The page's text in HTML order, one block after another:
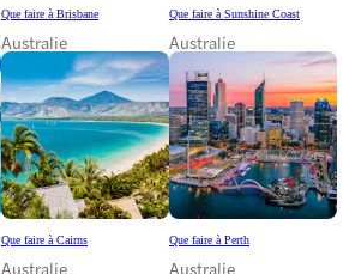
Que faire à Brisbane
Australie
Que faire à Sunshine Coast
Australie
Que faire à Cairns
Australie
Que faire à Perth
Australie